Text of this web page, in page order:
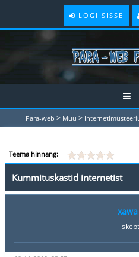
LOGI SISSE
Para-web > Muu >
Teema hinnang:
Kummituskastid internetist
xawa